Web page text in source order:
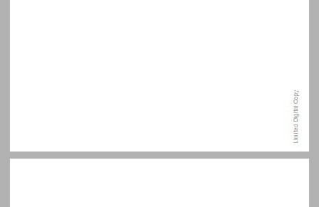
פתח דבר ... 9